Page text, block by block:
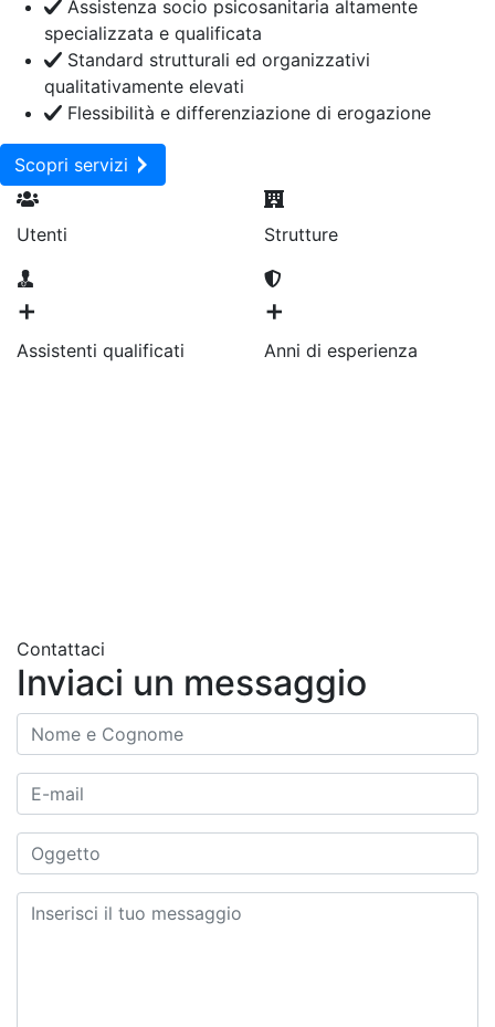
Assistenza socio psicosanitaria altamente
specializzata e qualificata
Standard strutturali ed organizzativi
qualitativamente elevati
Flessibilità e differenziazione di erogazione
Scopri servizi
Utenti Strutture
+
Assistenti qualificati
+
Anni di esperienza
Contattaci
Inviaci un messaggio